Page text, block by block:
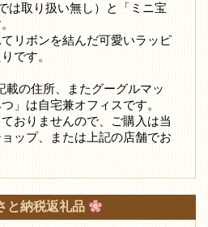
は取り扱い無し）と「ミニ宝
リボンを結んだ可愛いラッピ
です。
載の住所、またグーグルマッ
」は自宅兼オフィスです。
おりませんので、ご購入は当
ップ、または上記の店舗でお
と納税返礼品